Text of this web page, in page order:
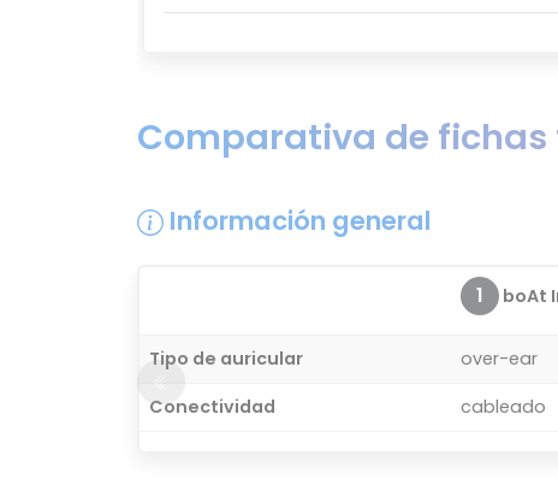
Comparativa de fichas
Información general
1 boAt
Tipo de auricular over-ear
Conectividad
cableado